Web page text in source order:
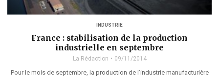
INDUSTRIE
France : stabilisation de la production
industrielle en septembre
La Rédaction 09/11/2014
Pour le mois de septembre, la production de l’industrie manufacturière